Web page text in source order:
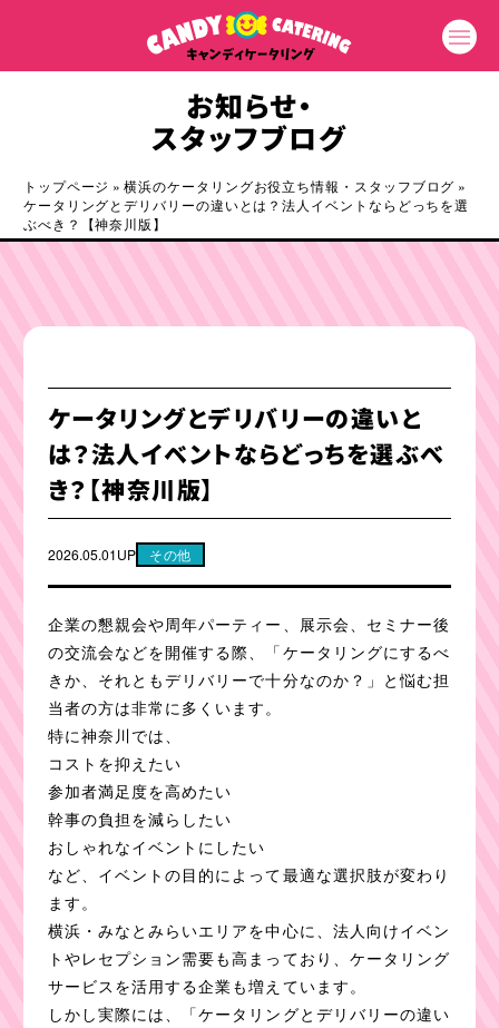
お知らせ・
スタッフブログ
トップページ »横浜のケータリングお役立ち情報・スタッフブログ »
ケータリングとデリバリーの違いとは？法人イベントならどっちを選
ぶべき？【神奈川版】
ケータリングとデリバリーの違いと
は？法人イベントならどっちを選ぶべ
き？【神奈川版】
2026.05.01UP その他
企業の懇親会や周年パーティー、展示会、セミナー後
の交流会などを開催する際、「ケータリングにするべ
きか、それともデリバリーで十分なのか？」と悩む担
当者の方は非常に多くいます。
特に神奈川では、
コストを抑えたい
参加者満足度を高めたい
幹事の負担を減らしたい
おしゃれなイベントにしたい
など、イベントの目的によって最適な選択肢が変わり
ます。
横浜・みなとみらいエリアを中心に、法人向けイベン
トやレセプション需要も高まっており、ケータリング
サービスを活用する企業も増えています。
しかし実際には、「ケータリングとデリバリーの違い